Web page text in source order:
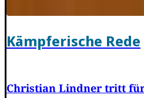
Kämpferische Rede
Christian Lindner tritt für